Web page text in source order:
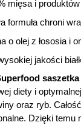
mięsa i
formuła chroni
o olej z łososia i
jakości
diety i
oraz ryb.
Dzięki temu